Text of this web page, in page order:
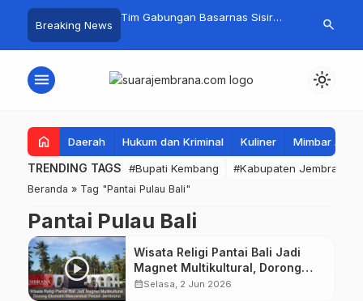
Breaking News
di Manistutu,
untuk
Warga
Tim Gabungan Basarnas Sisir
Perairan Pantai Pengambengan
Crosser
Motocross
search
menu light_mode
home Daerah Hukum dan Kriminal Kuliner Mimbar
TRENDING TAGS #Bupati Kembang #Kabupaten Jembrana
Beranda » Tag "Pantai Pulau Bali"
Pantai Pulau Bali
Wisata Religi Pantai Bali Jadi
Magnet Multikultural, Dorong
Ekonomi Masyarakat Pesisir
calendar_monthSelasa, 2 Jun 2026